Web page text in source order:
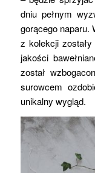
dniu pełnym
gorącego naparu.
z kolekcji
jakości
został
surowcem
unikalny wygląd.